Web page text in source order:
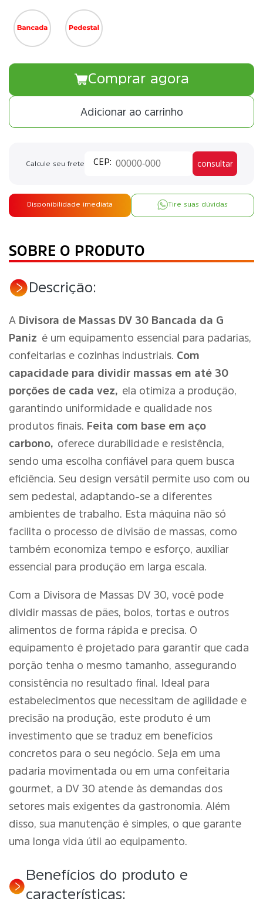
Adicionar ao carrinho
Comprar agora
Calcule seu frete consultar
Disponibilidade imediata Tire suas dúvidas
SOBRE O PRODUTO
Descrição:
A Divisora de Massas DV 30 Bancada da G
Paniz é um equipamento essencial para padarias,
confeitarias e cozinhas industriais. Com
capacidade para dividir massas em até 30
porções de cada vez, ela otimiza a produção,
garantindo uniformidade e qualidade nos
produtos finais. Feita com base em aço
carbono, oferece durabilidade e resistência,
sendo uma escolha confiável para quem busca
eficiência. Seu design versátil permite uso com ou
sem pedestal, adaptando-se a diferentes
ambientes de trabalho. Esta máquina não só
facilita o processo de divisão de massas, como
também economiza tempo e esforço, auxiliar
essencial para produção em larga escala.
Com a Divisora de Massas DV 30, você pode
dividir massas de pães, bolos, tortas e outros
alimentos de forma rápida e precisa. O
equipamento é projetado para garantir que cada
porção tenha o mesmo tamanho, assegurando
consistência no resultado final. Ideal para
estabelecimentos que necessitam de agilidade e
precisão na produção, este produto é um
investimento que se traduz em benefícios
concretos para o seu negócio. Seja em uma
padaria movimentada ou em uma confeitaria
gourmet, a DV 30 atende às demandas dos
setores mais exigentes da gastronomia. Além
disso, sua manutenção é simples, o que garante
uma longa vida útil ao equipamento.
Benefícios do produto e
características: